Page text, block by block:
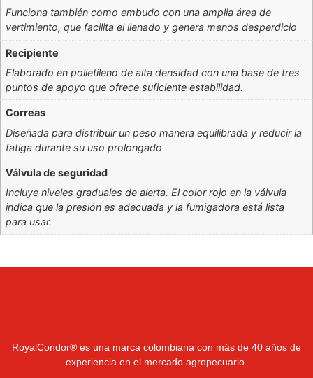
Funciona también como embudo con una amplia área de
vertimiento, que facilita el llenado y genera menos desperdicio
Recipiente
Elaborado en polietileno de alta densidad con una base de tres
puntos de apoyo que ofrece suficiente estabilidad.
Correas
Diseñada para distribuir un peso manera equilibrada y reducir la
fatiga durante su uso prolongado
Válvula de seguridad
Incluye niveles graduales de alerta. El color rojo en la válvula
indica que la presión es adecuada y la fumigadora está lista
para usar.
RoyalCondor® es una marca colombiana con más de 40 años de
experiencia en el mercado agropecuario.